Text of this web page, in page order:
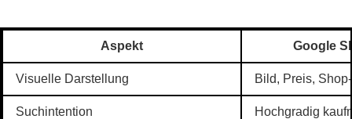
Aspekt Google
Visuelle Darstellung Bild, Preis,
Suchintention Hochgradig